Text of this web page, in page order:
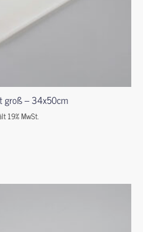
groß – 34x50cm
19% MwSt.